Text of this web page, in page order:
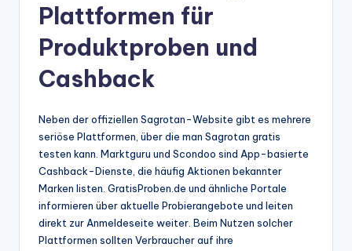
Plattformen für
Produktproben und
Cashback
Neben der offiziellen Sagrotan-Website gibt es mehrere
seriöse Plattformen, über die man Sagrotan gratis
testen kann. Marktguru und Scondoo sind App-basierte
Cashback-Dienste, die häufig Aktionen bekannter
Marken listen. GratisProben.de und ähnliche Portale
informieren über aktuelle Probierangebote und leiten
direkt zur Anmeldeseite weiter. Beim Nutzen solcher
Plattformen sollten Verbraucher auf ihre